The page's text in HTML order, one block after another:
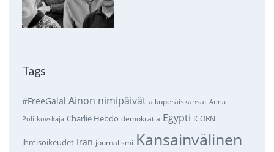
Tags
#FreeGalal Ainon nimipäivät alkuperäiskansat Anna
Politkovskaja Charlie Hebdo demokratia Egypti ICORN
ihmisoikeudet Iran journalismi Kansainvälinen